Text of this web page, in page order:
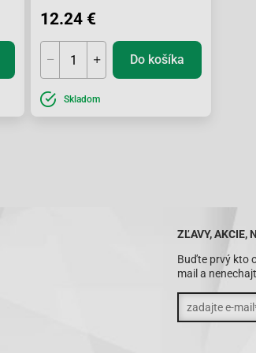
12.24 €
Do košíka
Skladom
ZĽAVY, AKCIE,
Buďte prvý kto
mail a